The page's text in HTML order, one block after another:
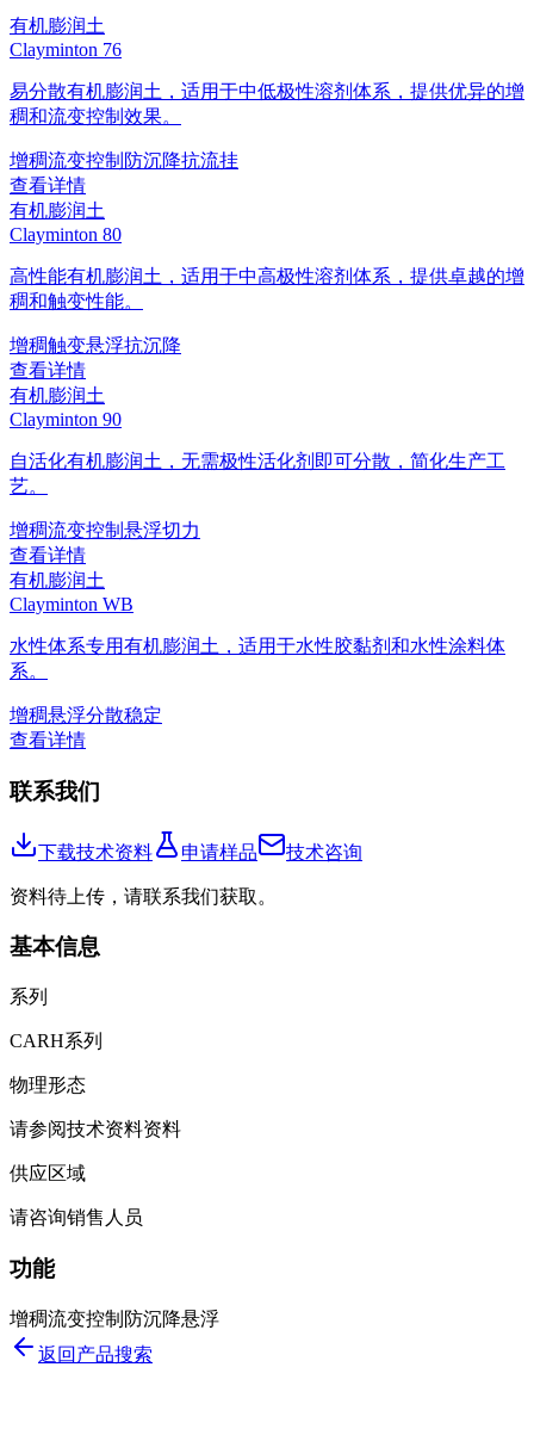
有机膨润土
Clayminton 76
易分散有机膨润土，适用于中低极性溶剂体系，提供优异的增
稠和流变控制效果。
增稠流变控制 防沉降抗流挂
查看详情
有机膨润土
Clayminton 80
高性能有机膨润土，适用于中高极性溶剂体系，提供卓越的增
稠和触变性能。
增稠触变悬浮抗沉降
查看详情
有机膨润土
Clayminton 90
自活化有机膨润土，无需极性活化剂即可分散，简化生产工
艺。
增稠流变控制 悬浮切力
查看详情
有机膨润土
Clayminton WB
水性体系专用有机膨润土，适用于水性胶黏剂和水性涂料体
系。
增稠悬浮分散稳定
查看详情
联系我们
下载技术资料 申请样品 技术咨询
资料待上传，请联系我们获取。
基本信息
系列
CARH系列
物理形态
请参阅技术资料资料
供应区域
请咨询销售人员
功能
增稠流变控制 防沉降悬浮
返回产品搜索